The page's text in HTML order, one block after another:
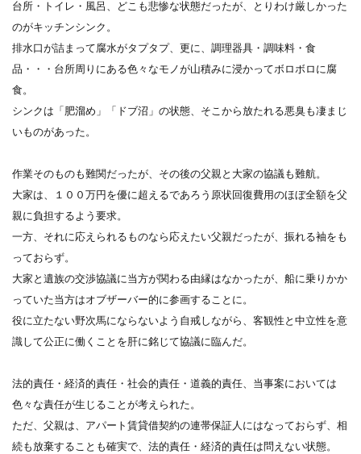
台所・トイレ・風呂、どこも悲惨な状態だったが、とりわけ厳しかった
のがキッチンシンク。
排水口が詰まって腐水がタプタプ、更に、調理器具・調味料・食
品・・・台所周りにある色々なモノが山積みに浸かってボロボロに腐
食。
シンクは「肥溜め」「ドブ沼」の状態、そこから放たれる悪臭も凄まじ
いものがあった。
作業そのものも難関だったが、その後の父親と大家の協議も難航。
大家は、１００万円を優に超えるであろう原状回復費用のほぼ全額を父
親に負担するよう要求。
一方、それに応えられるものなら応えたい父親だったが、振れる袖をも
っておらず。
大家と遺族の交渉協議に当方が関わる由縁はなかったが、船に乗りかか
っていた当方はオブザーバー的に参画することに。
役に立たない野次馬にならないよう自戒しながら、客観性と中立性を意
識して公正に働くことを肝に銘じて協議に臨んだ。
法的責任・経済的責任・社会的責任・道義的責任、当事案においては
色々な責任が生じることが考えられた。
ただ、父親は、アパート賃貸借契約の連帯保証人にはなっておらず、相
続も放棄することも確実で、法的責任・経済的責任は問えない状態。